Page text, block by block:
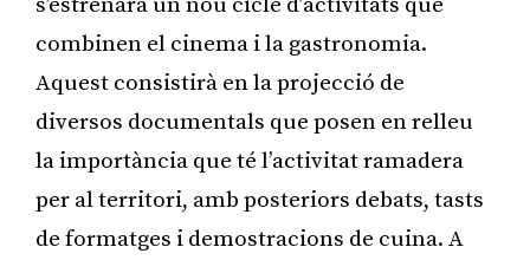
combinen el cinema i la gastronomia.
Aquest consistirà en la projecció de
diversos documentals que posen en relleu
la importància que té l’activitat ramadera
per al territori, amb posteriors debats, tasts
de formatges i demostracions de cuina. A